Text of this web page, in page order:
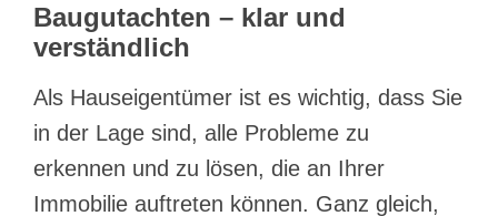
Baugutachten – klar und
verständlich
Als Hauseigentümer ist es wichtig, dass Sie
in der Lage sind, alle Probleme zu
erkennen und zu lösen, die an Ihrer
Immobilie auftreten können. Ganz gleich,